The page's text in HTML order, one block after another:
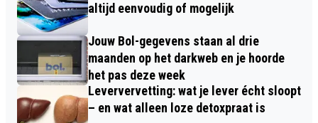
altijd eenvoudig of mogelijk
Jouw Bol-gegevens staan al drie
maanden op het darkweb en je hoorde
het pas deze week
Leververvetting: wat je lever écht sloopt
– en wat alleen loze detoxpraat is